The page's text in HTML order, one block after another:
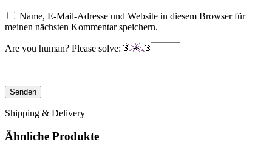
Name, E-Mail-Adresse und Website in diesem Browser für
meinen nächsten Kommentar speichern.
Are you human? Please solve:
Shipping & Delivery
Ähnliche Produkte